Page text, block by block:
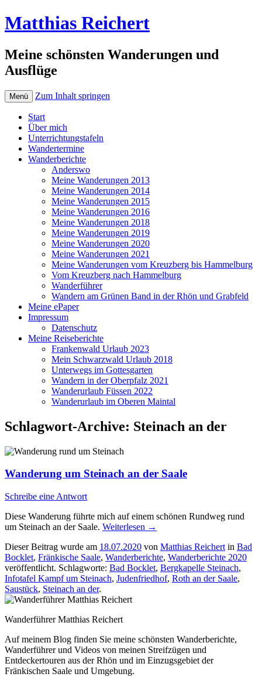
Matthias Reichert
Meine schönsten Wanderungen und
Ausflüge
Menü Zum Inhalt springen
Start
Über mich
Unterrichtungstafeln
Wandertermine
Wanderberichte
Anderswo
Meine Wanderungen 2013
Meine Wanderungen 2014
Meine Wanderungen 2015
Meine Wanderungen 2016
Meine Wanderungen 2018
Meine Wanderungen 2019
Meine Wanderungen 2020
Meine Wanderungen 2021
Meine Wanderungen vom Kreuzberg bis Hammelburg
Vom Kreuzberg nach Hammelburg
Wanderführer
Wandern am Grünen Band in der Rhön und Grabfeld
Meine ePaper
Impressum
Datenschutz
Meine Reiseberichte
Frankenwald Urlaub 2023
Mein Schwarzwald Urlaub 2018
Unterwegs im Gottesgarten
Wandern in der Oberpfalz 2021
Wanderurlaub Füssen 2022
Wanderurlaub im Oberen Maintal
Schlagwort-Archive: Steinach an der
Wanderung um Steinach an der Saale
Schreibe eine Antwort
Diese Wanderung führte mich auf einem schönen Rundweg rund
um Steinach an der Saale. Weiterlesen →
Dieser Beitrag wurde am 18.07.2020 von Matthias Reichert in Bad
Bocklet, Fränkische Saale, Wanderberichte, Wanderberichte 2020
veröffentlicht. Schlagworte: Bad Bocklet, Bergkapelle Steinach,
Infotafel Kampf um Steinach, Judenfriedhof, Roth an der Saale,
Saustück, Steinach an der.
Wanderführer Matthias Reichert
Auf meinem Blog finden Sie meine schönsten Wanderberichte,
Wanderführer und Videos von meinen Streifzügen und
Entdeckertouren aus der Rhön und im Einzugsgebiet der
Fränkischen Saale und Umgebung.